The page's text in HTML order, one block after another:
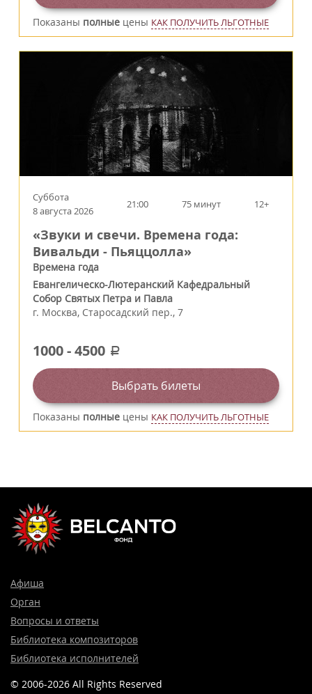
Показаны полные цены КАК ПОЛУЧИТЬ ЛЬГОТНЫЕ
Суббота
8 августа 2026
21:00 75 минут 12+
«Звуки и свечи. Времена года:
Вивальди - Пьяццолла»
Времена года
Евангелическо-Лютеранский Кафедральный
Собор Святых Петра и Павла
г. Москва, Старосадский пер., 7
1000-4500 a
Выбрать билеты
Показаны полные цены КАК ПОЛУЧИТЬ ЛЬГОТНЫЕ
Афиша
Орган
Вопросы и ответы
Библиотека композиторов
Библиотека исполнителей
© 2006-2026 All Rights Reserved